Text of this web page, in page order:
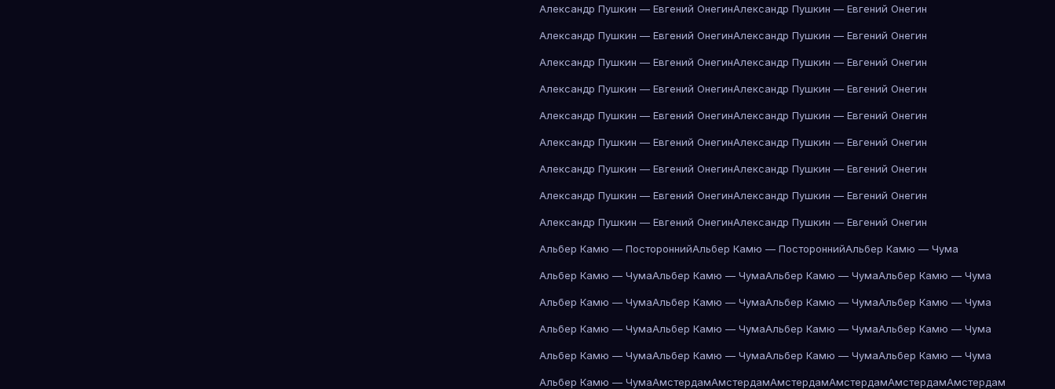
Александр Пушкин — Евгений ОнегинАлександр Пушкин — Евгений Онегин
Александр Пушкин — Евгений ОнегинАлександр Пушкин — Евгений Онегин
Александр Пушкин — Евгений ОнегинАлександр Пушкин — Евгений Онегин
Александр Пушкин — Евгений ОнегинАлександр Пушкин — Евгений Онегин
Александр Пушкин — Евгений ОнегинАлександр Пушкин — Евгений Онегин
Александр Пушкин — Евгений ОнегинАлександр Пушкин — Евгений Онегин
Александр Пушкин — Евгений ОнегинАлександр Пушкин — Евгений Онегин
Александр Пушкин — Евгений ОнегинАлександр Пушкин — Евгений Онегин
Александр Пушкин — Евгений ОнегинАлександр Пушкин — Евгений Онегин
Альбер Камю — ПостороннийАльбер Камю — ПостороннийАльбер Камю — Чума
Альбер Камю — ЧумаАльбер Камю — ЧумаАльбер Камю — ЧумаАльбер Камю — Чума
Альбер Камю — ЧумаАльбер Камю — ЧумаАльбер Камю — ЧумаАльбер Камю — Чума
Альбер Камю — ЧумаАльбер Камю — ЧумаАльбер Камю — ЧумаАльбер Камю — Чума
Альбер Камю — ЧумаАльбер Камю — ЧумаАльбер Камю — ЧумаАльбер Камю — Чума
Альбер Камю — ЧумаАмстердамАмстердамАмстердамАмстердамАмстердамАмстердам